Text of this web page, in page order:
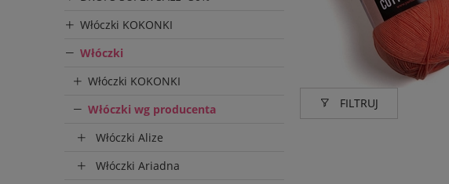
Włóczki KOKONKI
Włóczki
Włóczki KOKONKI
Włóczki wg producenta
Włóczki Alize
Włóczki Ariadna
FILTRUJ